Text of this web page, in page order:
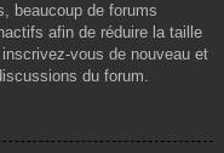
beaucoup de forums
afin de réduire la taille
vous de nouveau et
du forum.